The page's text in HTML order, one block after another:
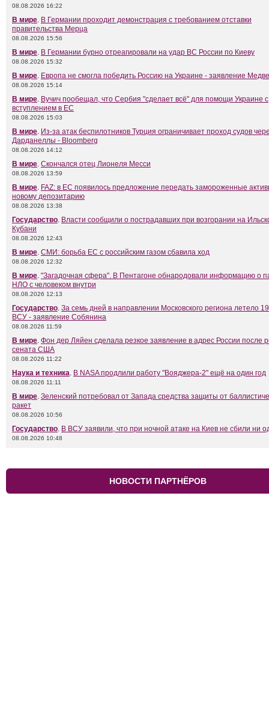
08.08.2026 16:22
В мире. В Германии проходит демонстрация с требованием отставки
правительства Мерца
08.08.2026 15:56
В мире. В Германии бурно отреагировали на удар ВС России по Киеву
08.08.2026 15:32
В мире. Европа не смогла победить Россию на Украине - заявление
08.08.2026 15:14
В мире. Вучич пообещал, что Сербия "сделает всё" для помощи Украине с
вступлением в ЕС
08.08.2026 15:03
В мире. Из-за атак беспилотников Турция ограничивает проход судов
Дарданеллы - Bloomberg
08.08.2026 14:12
В мире. Скончался отец Лионеля Месси
08.08.2026 13:59
В мире. FAZ: в ЕС появилось предложение передать замороженные
новому депозитарию
08.08.2026 13:38
Государство. Власти сообщили о пострадавших при возгорании на
Кубани
08.08.2026 12:43
В мире. СМИ: борьба ЕС с российским газом сбавила ход
08.08.2026 12:32
В мире. "Загадочная сфера". В Пентагоне обнародовали информацию о
НЛО с человеком внутри
08.08.2026 12:13
Государство. За семь дней в направлении Московского региона летело
ВСУ - заявление Собянина
08.08.2026 11:59
В мире. Фон дер Ляйен сделала резкое заявление в адрес России после
сената США
08.08.2026 11:22
Наука и техника. В NASA продлили работу "Вояджера-2" ещё на один год
08.08.2026 11:11
В мире. Зеленский потребовал от Запада средства защиты от
ракет
08.08.2026 10:56
Государство. В ВСУ заявили, что при ночной атаке на Киев не сбили ни
08.08.2026 10:48
НОВОСТИ ПАРТНЁРОВ